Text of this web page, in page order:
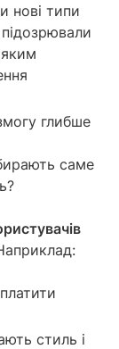
нові типи
яким
глибше
саме
стиль і